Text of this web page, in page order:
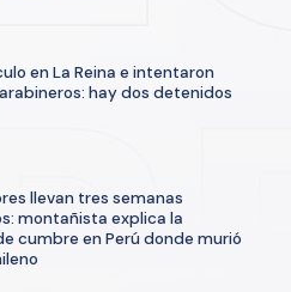
en La Reina e intentaron
hay dos detenidos
llevan tres semanas
montañista explica la
cumbre en Perú donde murió